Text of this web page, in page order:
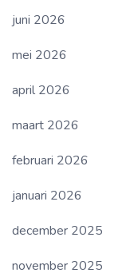
juni 2026
mei 2026
april 2026
maart 2026
februari 2026
januari 2026
december 2025
november 2025